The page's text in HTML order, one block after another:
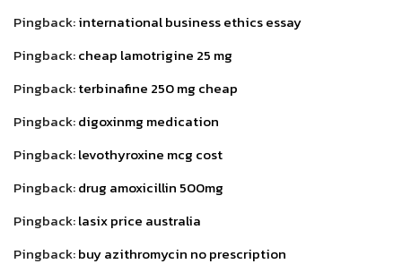
Pingback:international business ethics essay
Pingback:cheap lamotrigine 25 mg
Pingback:terbinafine 250 mg cheap
Pingback:digoxinmg medication
Pingback:levothyroxine mcg cost
Pingback:drug amoxicillin 500mg
Pingback:lasix price australia
Pingback:buy azithromycin no prescription